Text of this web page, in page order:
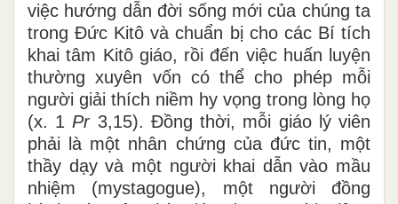
việc hướng dẫn đời sống mới của chúng ta
trong Đức Kitô và chuẩn bị cho các Bí tích
khai tâm Kitô giáo, rồi đến việc huấn luyện
thường xuyên vốn có thể cho phép mỗi
người giải thích niềm hy vọng trong lòng họ
(x. 1 Pr3,15). Đồng thời, mỗi giáo lý viên
phải là một nhân chứng của đức tin, một
thầy dạy và một người khai dẫn vào mầu
nhiệm (mystagogue), một người đồng